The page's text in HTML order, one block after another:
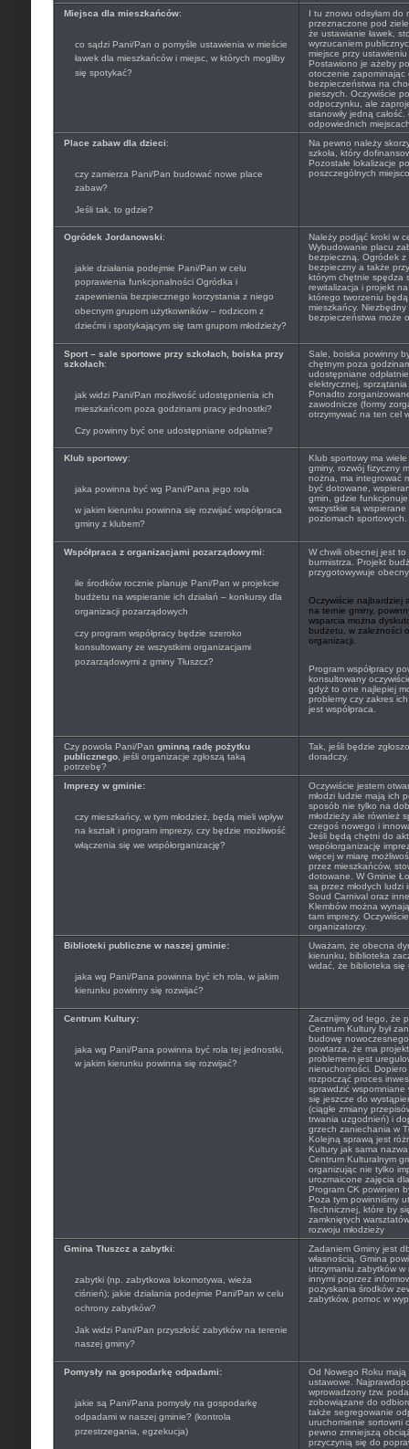
Miejsca dla mieszkańców:
co sądzi Pani/Pan o pomyśle ustawienia w mieście
ławek dla mieszkańców i miejsc, w których mogliby
się spotykać?
I tu znowu odsyłam do
przeznaczone pod
że ustawianie ławek,
wyrzucaniem
miejsce przy
Postawiono je ażeby
otoczenie zapominając
bezpieczeństwa na
pieszych. Oczywiście
odpoczynku, ale
stanowiły jedną
odpowiednich
Place zabaw dla dzieci:
czy zamierza Pani/Pan budować nowe place
zabaw?
Jeśli tak, to gdzie?
Na pewno należy
szkoła, który
Pozostałe lokalizacje
poszczególnych
Ogródek Jordanowski:
jakie działania podejmie Pani/Pan w celu
poprawienia funkcjonalności Ogródka i
zapewnienia bezpiecznego korzystania z niego
obecnym grupom użytkowników – rodzicom z
dziećmi i spotykającym się tam grupom młodzieży?
Należy podjąć kroki w
Wybudowanie placu
bezpieczną. Ogródek z
bezpieczny a także
którym chętnie spędza
rewitalizacja i projekt
którego tworzeniu
mieszkańcy.
bezpieczeństwa może
Sport – sale sportowe przy szkołach, boiska przy
szkołach:
jak widzi Pani/Pan możliwość udostępnienia ich
mieszkańcom poza godzinami pracy jednostki?
Czy powinny być one udostępniane odpłatnie?
Sale, boiska powinny
chętnym poza
udostępniane
elektrycznej,
Ponadto
zawodnicze (formy
otrzymywać na ten cel
Klub sportowy:
jaka powinna być wg Pani/Pana jego rola
w jakim kierunku powinna się rozwijać współpraca
gminy z klubem?
Klub sportowy ma
gminy, rozwój fizyczny
nożna, ma integrować
być dotowane,
gmin, gdzie
wszystkie są
poziomach sportowych.
Współpraca z organizacjami pozarządowymi:
ile środków rocznie planuje Pani/Pan w projekcie
budżetu na wspieranie ich działań – konkursy dla
organizacji pozarządowych
czy program współpracy będzie szeroko
konsultowany ze wszystkimi organizacjami
pozarządowymi z gminy Tłuszcz?
W chwili obecnej jest
burmistrza. Projekt
przygotowywuje
Oczywiście najbardziej
na ternie gminy,
wsparcia można
budżetu, w zależności
organizacji.
Program współpracy
konsultowany
gdyż to one najlepiej
problemy czy zakres
jest współpraca.
Czy powoła Pani/Pan gminną radę pożytku
publicznego, jeśli organizacje zgłoszą taką
potrzebę?
Tak, jeśli będzie
doradczy.
Imprezy w gminie:
czy mieszkańcy, w tym młodzież, będą mieli wpływ
na kształt i program imprezy, czy będzie możliwość
włączenia się we współorganizację?
Oczywiście jestem
młodzi ludzie mają ich
sposób nie tylko na
młodzieży ale również
czegoś nowego i
Jeśli będą chętni do
współorganizację
więcej w miarę
przez mieszkańców,
dotowane. W Gminie
są przez młodych ludzi
Soud Carnival oraz
Klembów można
tam imprezy.
organizatorzy.
Biblioteki publiczne w naszej gminie:
jaka wg Pani/Pana powinna być ich rola, w jakim
kierunku powinny się rozwijać?
Uważam, że obecna
kierunku, biblioteka
widać, że biblioteka się
Centrum Kultury:
jaka wg Pani/Pana powinna być rola tej jednostki,
w jakim kierunku powinna się rozwijać?
Zacznijmy od tego, że
Centrum Kultury był
budowę
powtarza, że ma
problemem jest
nieruchomości.
rozpocząć proces
sprawdzić
się jeszcze do
(ciągłe zmiany
trwania uzgodnień) i
grzech zaniechania w
Kolejną sprawą jest
Kultury jak sama
Centrum Kulturalnym
organizując nie tylko
urozmaicone zajęcia
Program CK powinien
Poza tym powinniśmy
Technicznej, które by
zamkniętych
rozwoju młodzieży
Gmina Tłuszcz a zabytki:
zabytki (np. zabytkowa lokomotywa, wieża
ciśnień); jakie działania podejmie Pani/Pan w celu
ochrony zabytków?
Jak widzi Pani/Pan przyszłość zabytków na terenie
naszej gminy?
Zadaniem Gminy jest
własnością. Gmina
utrzymaniu zabytków w
innymi poprzez
pozyskania środków
zabytków, pomoc w
Pomysły na gospodarkę odpadami:
jakie są Pani/Pana pomysły na gospodarkę
odpadami w naszej gminie? (kontrola
przestrzegania, egzekucja)
Od Nowego Roku
ustawowe.
wprowadzony tzw.
zobowiązane do
także segregowanie
uruchomienie sortowni
pewno zmniejszą
przyczynią się do